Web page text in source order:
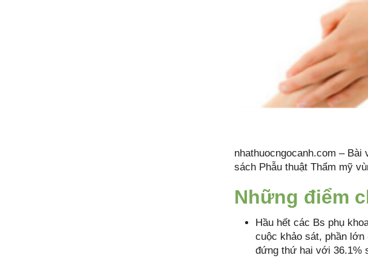
nhathuocngocanh.com – Bài
sách Phẫu thuật Thẩm mỹ
Những điểm
Hầu hết các Bs phụ
cuộc khảo sát, phần
đứng thứ hai với 36.1%